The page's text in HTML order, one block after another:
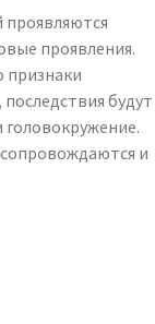
проявления.
признаки
будут
и